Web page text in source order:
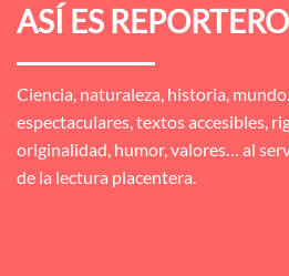
ASÍ ES
Ciencia, naturaleza, historia,
espectaculares, textos accesibles,
originalidad, humor, valores… al
de la lectura placentera.